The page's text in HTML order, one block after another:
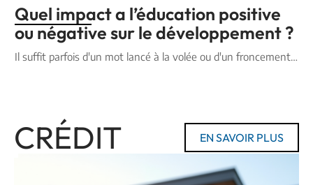
Quel impact a l’éducation positive
ou négative sur le développement ?
Il suffit parfois d'un mot lancé à la volée ou d'un froncement
CRÉDIT EN SAVOIR PLUS